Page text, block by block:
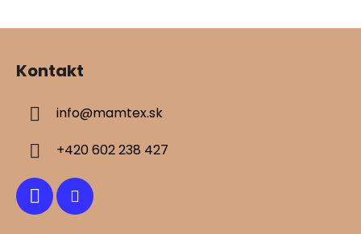
ý
Z
Kontakt
info@mamtex.sk
+420 602 238 427